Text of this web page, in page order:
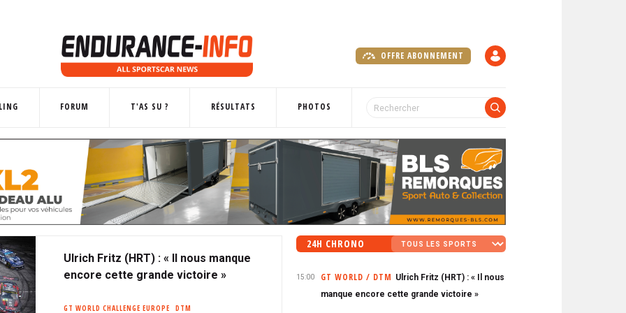
OFFRE ABONNEMENT
FORUM T'AS SU ? RÉSULTATS PHOTOS
Ulrich Fritz (HRT) : « Il nous manque
encore cette grande victoire »
GT WORLD CHALLENGE EUROPE
DTM
24H CHRONO
15:00 GT WORLD / DTM Ulrich Fritz (HRT) : « Il nous
manque encore cette grande victoire »